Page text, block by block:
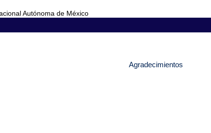
Autónoma de México